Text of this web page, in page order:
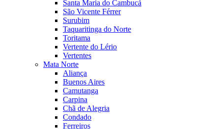
Santa Maria do Cambucá
São Vicente Férrer
Surubim
Taquaritinga do Norte
Toritama
Vertente do Lério
Vertentes
Mata Norte
Aliança
Buenos Aires
Camutanga
Carpina
Chã de Alegria
Condado
Ferreiros